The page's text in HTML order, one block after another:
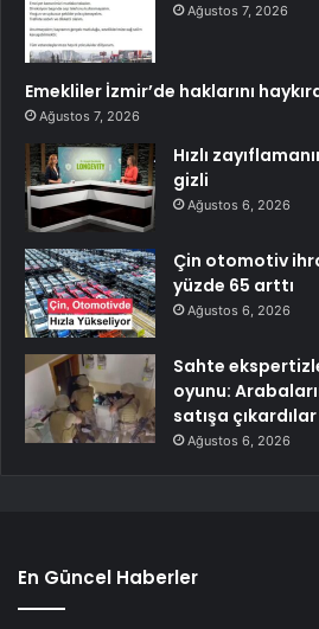
Ağustos 7, 2026
Emekliler İzmir’de haklarını
Ağustos 7, 2026
Hızlı
gizli
Ağustos 6, 2026
Çin otomotiv
yüzde 65 arttı
Ağustos 6, 2026
Sahte
oyunu:
satışa çıkardılar
Ağustos 6, 2026
En Güncel Haberler